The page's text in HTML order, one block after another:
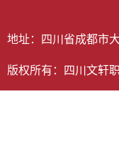
地址：四川省成都
版权所有：四川文